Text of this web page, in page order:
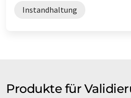
Instandhaltung
Produkte für